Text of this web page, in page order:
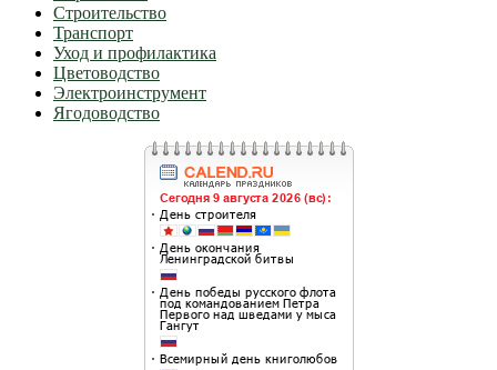
Строительство
Транспорт
Уход и профилактика
Цветоводство
Электроинструмент
Ягодоводство